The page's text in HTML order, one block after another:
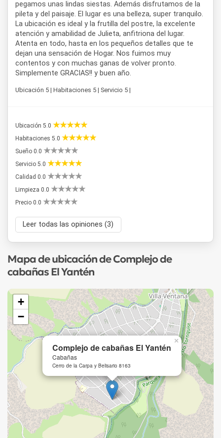
pegamos unas lindas siestas. Además disfrutamos de la
pileta y del paisaje. El lugar es una belleza, super tranquilo.
La ubicación es ideal y la frutilla del postre, la excelente
atención y amabilidad de Julieta, anfitriona del lugar.
Atenta en todo, hasta en los pequeños detalles que te
dejan una sensación de Hogar. Nos fuimos muy
contentos y con muchas ganas de volver pronto.
Simplemente GRACIAS!! y buen año.
Ubicación 5 | Habitaciones 5 | Servicio 5 |
Ubicación 5.0
Habitaciones 5.0
Sueño 0.0
Servicio 5.0
Calidad 0.0
Limpieza 0.0
Precio 0.0
Leer todas las opiniones (3)
Mapa de ubicación de Complejo de
cabañas El Yantén
Complejo de cabañas El Yantén
Cabañas
Cerro de la Carpa y Belisario 8163
×
+
−